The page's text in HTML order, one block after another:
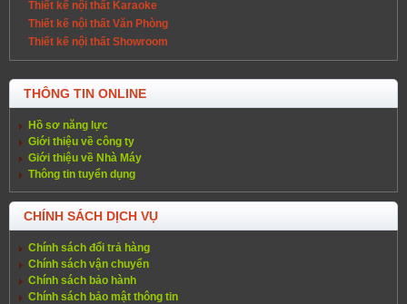
Thiết kế nội thất Karaoke
Thiết kế nội thất Văn Phòng
Thiết kế nội thất Showroom
THÔNG TIN ONLINE
Hồ sơ năng lực
Giới thiệu về công ty
Giới thiệu về Nhà Máy
Thông tin tuyển dụng
CHÍNH SÁCH DỊCH VỤ
Chính sách đổi trả hàng
Chính sách vận chuyển
Chính sách bảo hành
Chính sách bảo mật thông tin